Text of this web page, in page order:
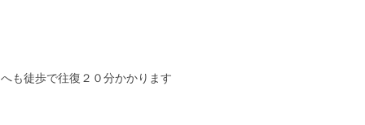
も徒歩で往復２０分かかります